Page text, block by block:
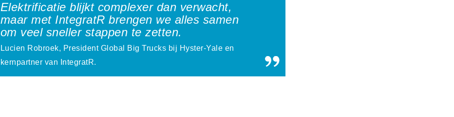
Elektrificatie blijkt complexer dan verwacht,
maar met IntegratR brengen we alles samen
om veel sneller stappen te zetten.
Lucien Robroek, President Global Big Trucks bij Hyster-Yale en
kernpartner van IntegratR.